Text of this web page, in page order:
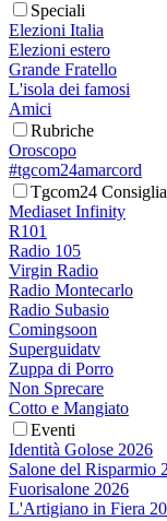
Speciali
Elezioni Italia
Elezioni estero
Grande Fratello
L'isola dei famosi
Amici
Rubriche
Oroscopo
#tgcom24amarcord
Tgcom24 Consiglia
Mediaset Infinity
R101
Radio 105
Virgin Radio
Radio Montecarlo
Radio Subasio
Comingsoon
Superguidatv
Zuppa di Porro
Non Sprecare
Cotto e Mangiato
Eventi
Identità Golose 2026
Salone del Risparmio
Fuorisalone 2026
L'Artigiano in Fiera